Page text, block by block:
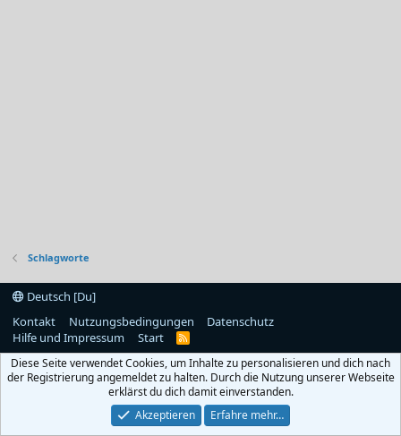
Schlagworte
Deutsch [Du]
Kontakt
Nutzungsbedingungen
Datenschutz
Hilfe und Impressum
Start
R
S
Diese Seite verwendet Cookies, um Inhalte zu personalisieren und dich nach
der Registrierung angemeldet zu halten. Durch die Nutzung unserer Webseite
erklärst du dich damit einverstanden.
Akzeptieren
Erfahre mehr…